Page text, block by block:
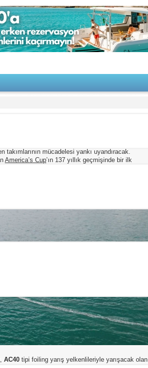
takımlarının mücadelesi yankı uyandıracak.
America’s Cup’ın 137 yıllık geçmişinde bir ilk
yarışması bekleniyor.
AC40 tipi foiling yarış yelkenlileriyle yarışacak olan